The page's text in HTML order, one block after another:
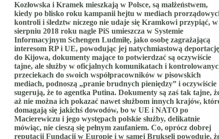
Kozłowska i Kramek mieszkają w Polsce, są małżeństwem,
kiedy po blisko roku kampanii hejtu w mediach
kontroli i śledztw niczego nie udaje się Kramkowi przypiąć, w
sierpniu 2018 roku nagle PiS umieszcza w Systemie
Informacyjnym Schengen Ludmiłę, jako osobę zagrażającą
interesom RP i UE, powodując jej natychmiastową deportację
do Kijowa, dokumenty mające to potwierdzać są oczywiście
tajne, ale służby w oficjalnych komunikatach i
przeciekach do swoich współpracowników w pisowskich
mediach, podnoszą „pranie brudnych pieniędzy” i oczywiście
sugerują, że to agentka Putina. Dokumenty są zaś tak tajne,
aż nie można ich pokazać nawet służbom innych krajów,
domagają się jakichś dowodów, bo w UE i NATO po
Macierewiczu i jego występach polskie służby, delikatnie
mówiąc, nie cieszą się pełnym zaufaniem. Co, oprócz dobrej
reputacji Fundacji w Europie i w samej Brukseli powoduje,